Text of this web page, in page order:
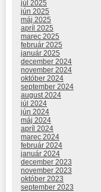
júl 2025
jún 2025
máj 2025
apríl 2025
marec 2025
február 2025
január 2025
december 2024
november 2024
október 2024
september 2024
august 2024
júl 2024
jún 2024
máj 2024
apríl 2024
marec 2024
február 2024
január 2024
december 2023
november 2023
október 2023
september 2023